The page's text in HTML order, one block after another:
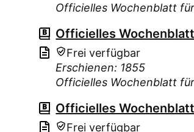
Officielles Wochenblatt
Officielles
Frei verfügbar
Erschienen: 1855
Officielles Wochenblatt
Officielles
Frei verfügbar